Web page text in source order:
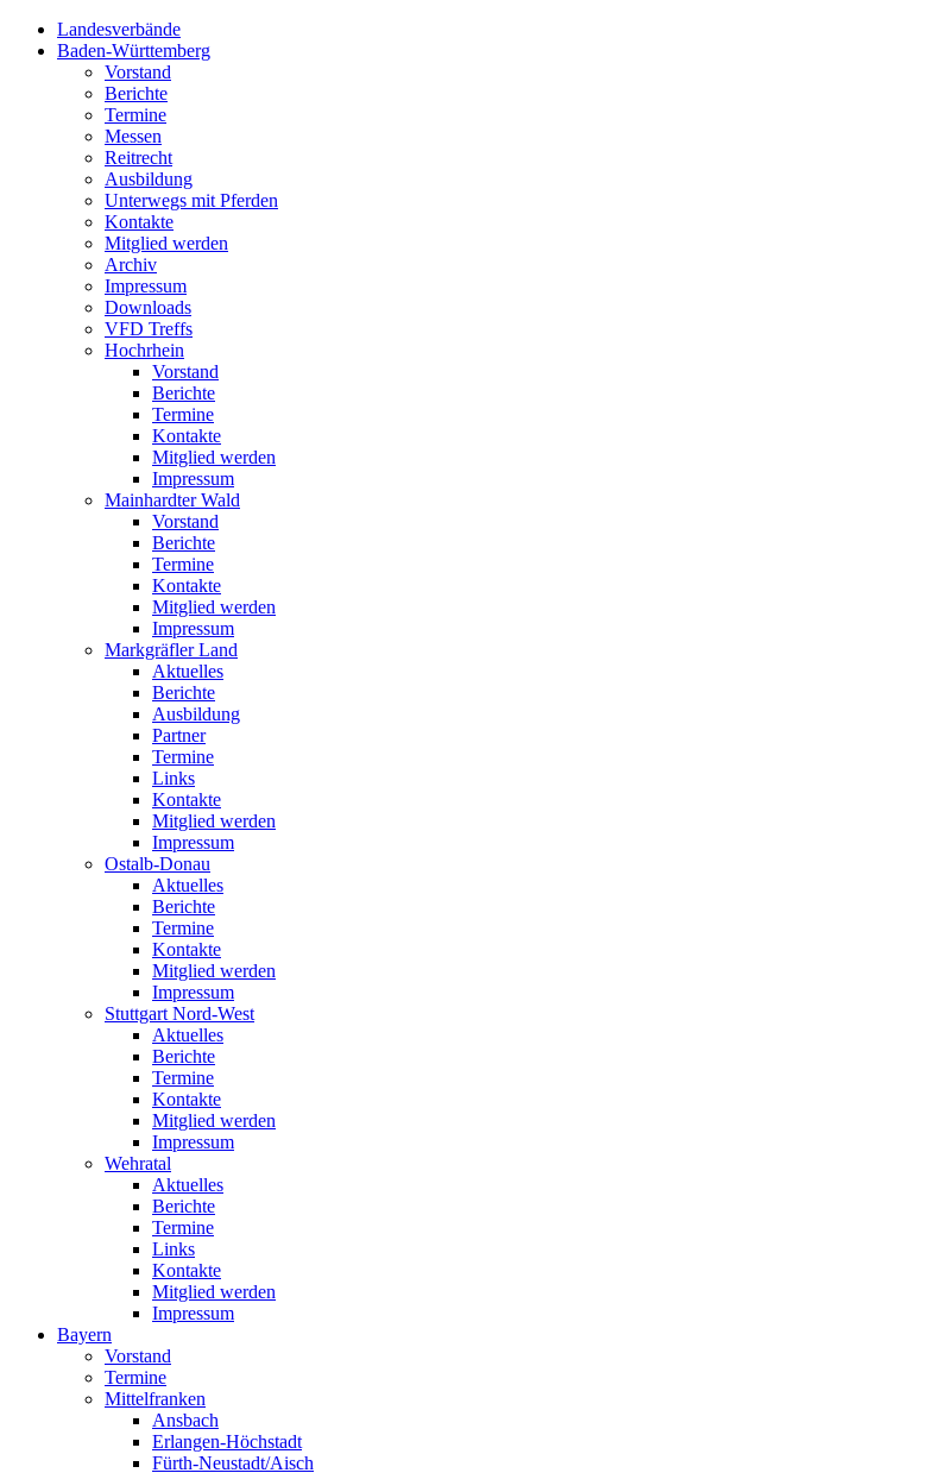
Landesverbände
Baden-Württemberg
Vorstand
Berichte
Termine
Messen
Reitrecht
Ausbildung
Unterwegs mit Pferden
Kontakte
Mitglied werden
Archiv
Impressum
Downloads
VFD Treffs
Hochrhein
Vorstand
Berichte
Termine
Kontakte
Mitglied werden
Impressum
Mainhardter Wald
Vorstand
Berichte
Termine
Kontakte
Mitglied werden
Impressum
Markgräfler Land
Aktuelles
Berichte
Ausbildung
Partner
Termine
Links
Kontakte
Mitglied werden
Impressum
Ostalb-Donau
Aktuelles
Berichte
Termine
Kontakte
Mitglied werden
Impressum
Stuttgart Nord-West
Aktuelles
Berichte
Termine
Kontakte
Mitglied werden
Impressum
Wehratal
Aktuelles
Berichte
Termine
Links
Kontakte
Mitglied werden
Impressum
Bayern
Vorstand
Termine
Mittelfranken
Ansbach
Erlangen-Höchstadt
Fürth-Neustadt/Aisch